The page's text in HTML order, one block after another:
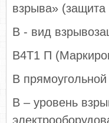
взрыва» (защита
В - вид
В4Т1 П
В
В – уровень